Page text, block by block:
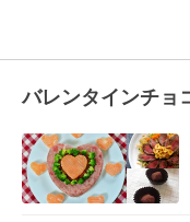
バレンタインチョ